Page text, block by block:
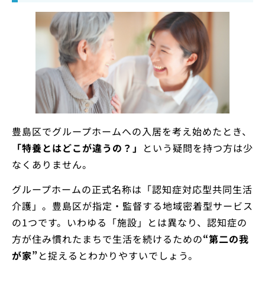
豊島区でグループホームへの入居を考え始めたとき、
「特養とはどこが違うの？」 という疑問を持つ方は少
なくありません。
グループホームの正式名称は「認知症対応型共同生活
介護」。豊島区が指定・監督する地域密着型サービス
の1つです。いわゆる「施設」とは異なり、認知症の
方が住み慣れたまちで生活を続けるための“第二の我
が家”と捉えるとわかりやすいでしょう。